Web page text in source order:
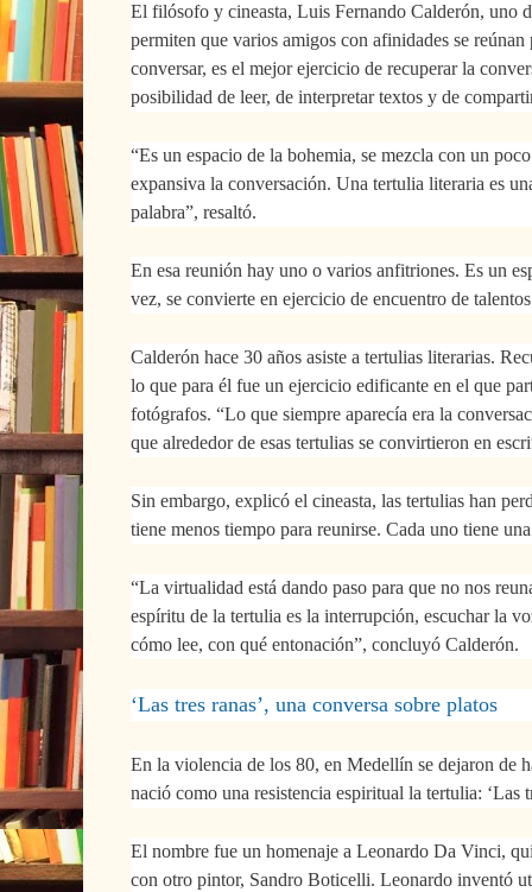
El filósofo y cineasta, Luis Fernando Calderón, uno
permiten que varios amigos con afinidades se
conversar, es el mejor ejercicio de recuperar la
posibilidad de leer, de interpretar textos y de
“Es un espacio de la bohemia, se mezcla con un
expansiva la conversación. Una tertulia literaria es
palabra”, resaltó.
En esa reunión hay uno o varios anfitriones. Es un
vez, se convierte en ejercicio de encuentro de
Calderón hace 30 años asiste a tertulias literarias.
lo que para él fue un ejercicio edificante en el que
fotógrafos. “Lo que siempre aparecía era la
que alrededor de esas tertulias se convirtieron en
Sin embargo, explicó el cineasta, las tertulias han
tiene menos tiempo para reunirse. Cada uno tiene
“La virtualidad está dando paso para que no nos
espíritu de la tertulia es la interrupción, escuchar la
cómo lee, con qué entonación”, concluyó Calderón.
‘Las tres ranas’, una conversa sobre platos
En la violencia de los 80, en Medellín se dejaron de
nació como una resistencia espiritual la tertulia: ‘Las
El nombre fue un homenaje a Leonardo Da Vinci,
con otro pintor, Sandro Boticelli. Leonardo inventó